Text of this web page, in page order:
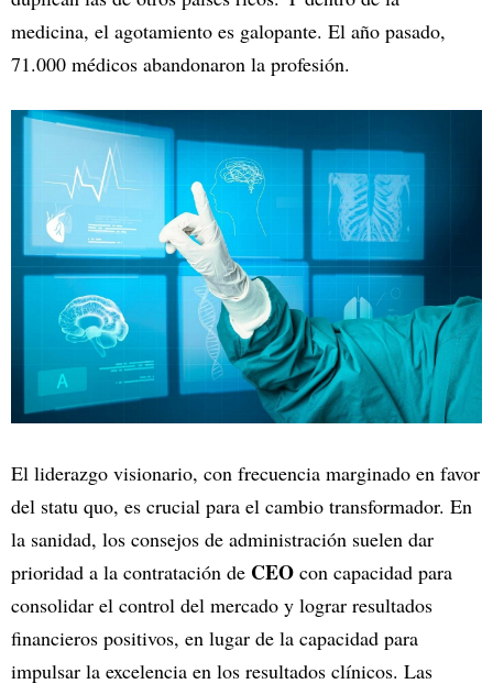
medicina, el agotamiento es galopante. El año pasado,
71.000 médicos abandonaron la profesión.
El liderazgo visionario, con frecuencia marginado en favor
del statu quo, es crucial para el cambio transformador. En
la sanidad, los consejos de administración suelen dar
prioridad a la contratación de CEO con capacidad para
consolidar el control del mercado y lograr resultados
financieros positivos, en lugar de la capacidad para
impulsar la excelencia en los resultados clínicos. Las